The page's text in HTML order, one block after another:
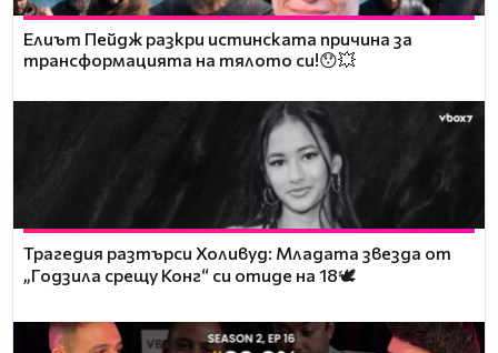
Елиът Пейдж разкри истинската причина за
трансформацията на тялото си!😯💥
Трагедия разтърси Холивуд: Младата звезда от
„Годзила срещу Конг“ си отиде на 18🕊️